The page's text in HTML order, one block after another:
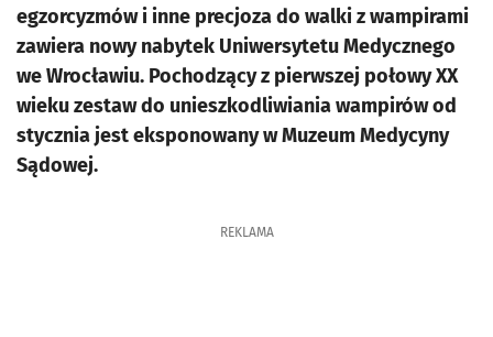
egzorcyzmów i inne precjoza do walki z wampirami
zawiera nowy nabytek Uniwersytetu Medycznego
we Wrocławiu. Pochodzący z pierwszej połowy XX
wieku zestaw do unieszkodliwiania wampirów od
stycznia jest eksponowany w Muzeum Medycyny
Sądowej.
REKLAMA